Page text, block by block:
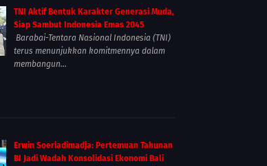
TNI Aktif Bentuk Karakter Generasi Muda,
Siap Sambut Indonesia Emas 2045
Barabai-Tentara Nasional Indonesia (TNI)
terus menunjukkan komitmennya dalam
membangun...
Erwin Soeriadimadja: Pertemuan Tahunan
BI Jadi Wadah Konsolidasi Ekonomi Bali